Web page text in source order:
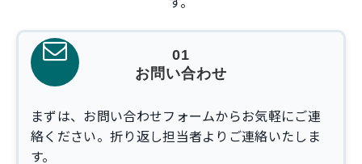
01
お問い合わせ
まずは、お問い合わせフォームからお気軽にご連
絡ください。折り返し担当者よりご連絡いたしま
す。